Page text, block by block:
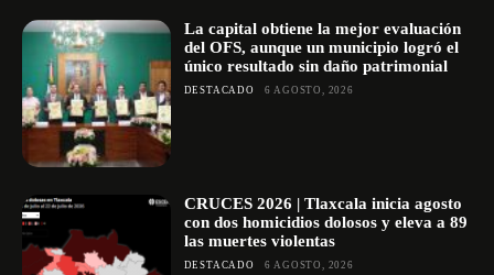
La capital obtiene la mejor evaluación
del OFS, aunque un municipio logró el
único resultado sin daño patrimonial
DESTACADO 6 AGOSTO, 2026
CRUCES 2026 | Tlaxcala inicia agosto
con dos homicidios dolosos y eleva a 89
las muertes violentas
DESTACADO 6 AGOSTO, 2026